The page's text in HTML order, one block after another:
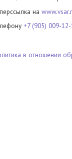
на
+7 (905) 009-12-
в отношении